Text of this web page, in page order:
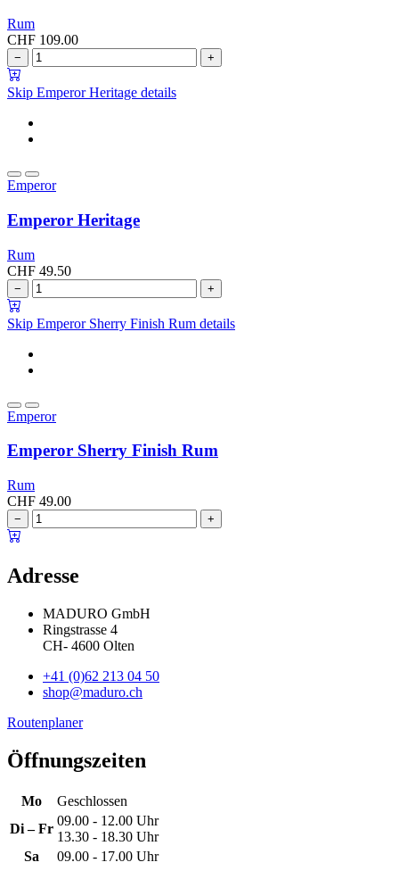
Rum
CHF 109.00
− +
Skip Emperor Heritage details
Emperor
Emperor Heritage
Rum
CHF 49.50
− +
Skip Emperor Sherry Finish Rum details
Emperor
Emperor Sherry Finish Rum
Rum
CHF 49.00
− +
Adresse
MADURO GmbH
Ringstrasse 4
CH- 4600 Olten
+41 (0)62 213 04 50
shop@maduro.ch
Routenplaner
Öffnungszeiten
Mo
Geschlossen
Di – Fr
09.00 - 12.00 Uhr
13.30 - 18.30 Uhr
Sa
09.00 - 17.00 Uhr